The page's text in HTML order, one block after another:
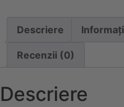
Descriere
Recenzii (0)
Descriere